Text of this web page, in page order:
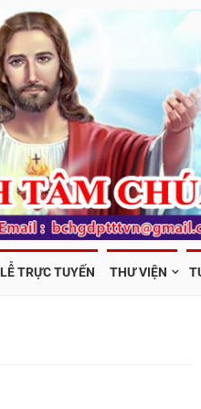
LỄ TRỰC TUYẾN THƯ VIỆN